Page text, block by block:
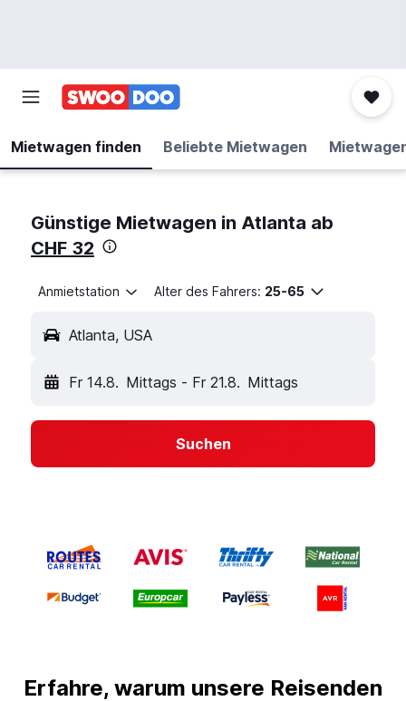
Mietwagen finden Beliebte Mietwagen
Günstige Mietwagen in Atlanta ab
CHF 32
Anmietstation Alter des Fahrers: 25-65
Atlanta, USA
Fr 14.8. Mittags - Fr 21.8. Mittags
Suchen
Erfahre, warum unsere Reisenden